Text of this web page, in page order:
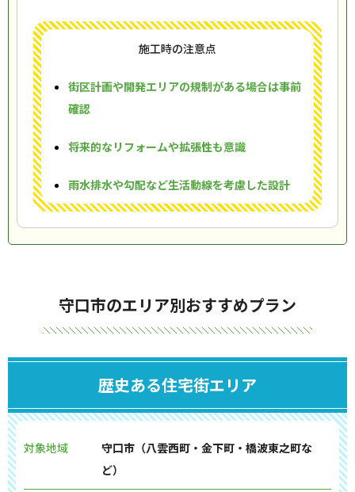
施工時の注意点
街区計画や開発エリアの規制がある場合は事前
確認
将来的なリフォームや拡張性も意識
雨水排水や勾配など生活動線を考慮した設計
守口市のエリア別おすすめプラン
歴史ある住宅街エリア
対象地域
守口市（八雲西町・金下町・橋波東之町な
ど）